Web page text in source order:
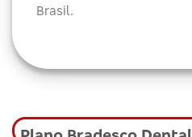
Brasil.